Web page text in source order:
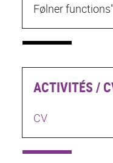
Følner functions"
ACTIVITÉS /
CV